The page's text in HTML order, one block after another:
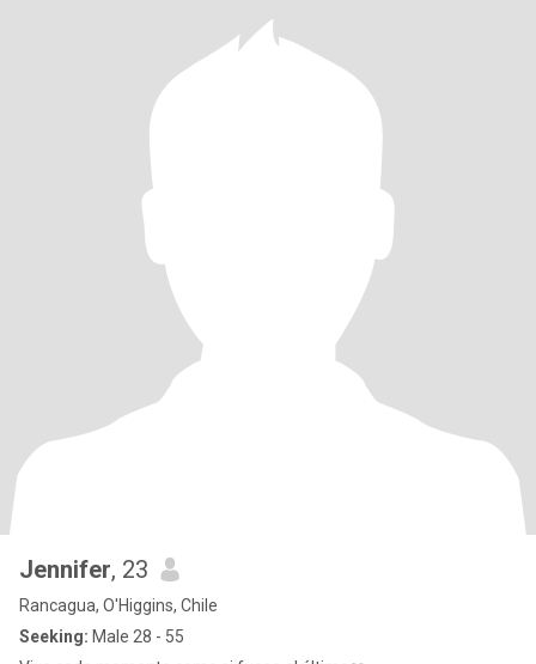
Jennifer, 23
Rancagua, O'Higgins, Chile
Seeking: Male 28 - 55